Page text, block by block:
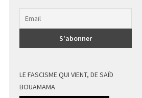
LE FASCISME QUI VIENT, DE SAÏD
BOUAMAMA